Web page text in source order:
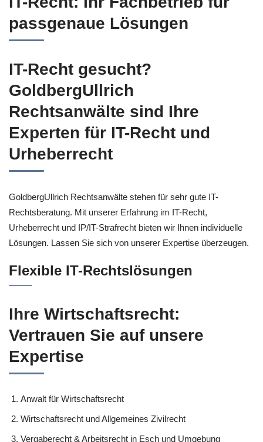
passgenaue Lösungen
IT-Recht gesucht?
GoldbergUllrich
Rechtsanwälte sind Ihre
Experten für IT-Recht und
Urheberrecht
GoldbergUllrich Rechtsanwälte stehen für sehr gute IT-
Rechtsberatung. Mit unserer Erfahrung im IT-Recht,
Urheberrecht und IP/IT-Strafrecht bieten wir Ihnen individuelle
Lösungen. Lassen Sie sich von unserer Expertise überzeugen.
Flexible IT-Rechtslösungen
Ihre Wirtschaftsrecht:
Vertrauen Sie auf unsere
Expertise
Anwalt für Wirtschaftsrecht
Wirtschaftsrecht und Allgemeines Zivilrecht
Vergaberecht & Arbeitsrecht in Esch und Umgebung